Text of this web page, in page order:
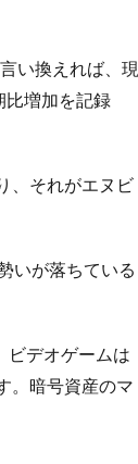
い換えれば、現
比増加を記録
、それがエヌビ
いが落ちている
ビデオゲームは
。暗号資産のマ